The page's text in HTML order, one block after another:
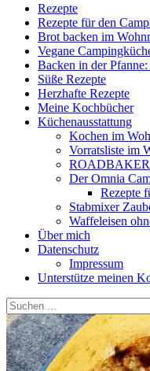
Rezepte
Rezepte für den
Brot backen im
Vegane
Backen in der Pfanne:
Süße Rezepte
Herzhafte Rezepte
Meine Kochbücher
Küchenausstattung
Kochen im
Vorratsliste im
ROADBAKER
Der Omnia
Rezepte
Stabmixer
Waffeleisen
Über mich
Datenschutz
Impressum
Unterstütze meinen
Suchen
nach: